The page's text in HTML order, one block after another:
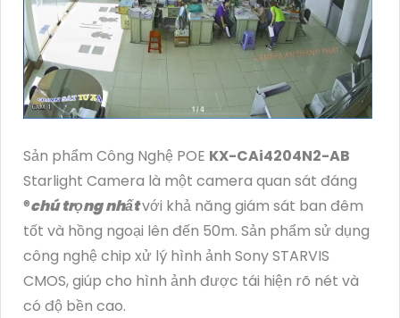
Sản phẩm Công Nghệ POE KX-CAi4204N2-AB
Starlight Camera là một camera quan sát đáng
®️chú trọng nhấtvới khả năng giám sát ban đêm
tốt và hồng ngoại lên đến 50m. Sản phẩm sử dụng
công nghệ chip xử lý hình ảnh Sony STARVIS
CMOS, giúp cho hình ảnh được tái hiện rõ nét và
có độ bền cao.